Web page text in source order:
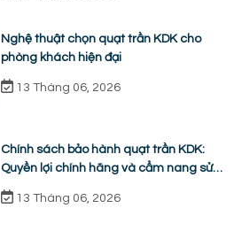
Nghệ thuật chọn quạt trần KDK cho
phòng khách hiện đại
13 Tháng 06, 2026
Chính sách bảo hành quạt trần KDK:
Quyền lợi chính hãng và cẩm nang sửa
chữa từ A-Z
13 Tháng 06, 2026